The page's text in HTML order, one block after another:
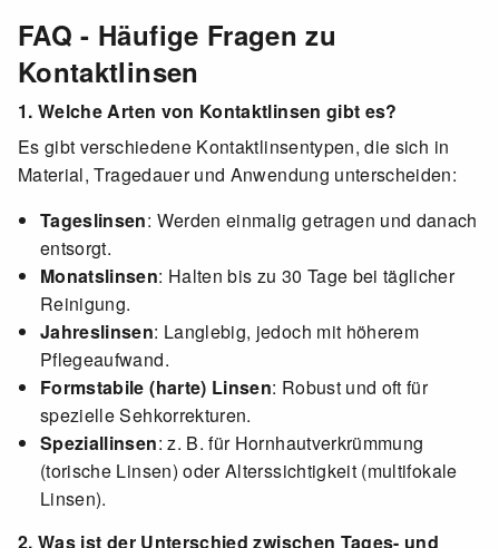
FAQ - Häufige Fragen zu
Kontaktlinsen
1. Welche Arten von Kontaktlinsen gibt es?
Es gibt verschiedene Kontaktlinsentypen, die sich in
Material, Tragedauer und Anwendung unterscheiden:
Tageslinsen: Werden einmalig getragen und danach
entsorgt.
Monatslinsen: Halten bis zu 30 Tage bei täglicher
Reinigung.
Jahreslinsen: Langlebig, jedoch mit höherem
Pflegeaufwand.
Formstabile (harte) Linsen: Robust und oft für
spezielle Sehkorrekturen.
Speziallinsen: z. B. für Hornhautverkrümmung
(torische Linsen) oder Alterssichtigkeit (multifokale
Linsen).
2. Was ist der Unterschied zwischen Tages- und